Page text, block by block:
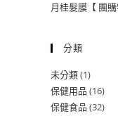
月桂髮膜【 團購
分類
未分類 1
保健用品 16
保健食品 32